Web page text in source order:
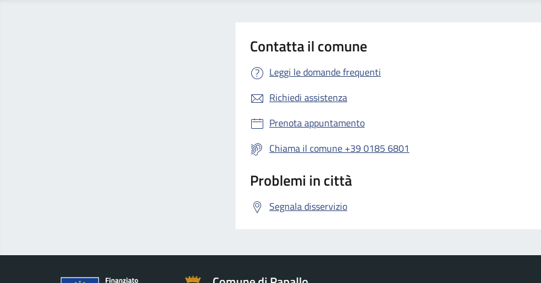
Contatta il comune
Leggi le domande frequenti
Richiedi assistenza
Prenota appuntamento
Chiama il comune +39 0185 6801
Problemi in città
Segnala disservizio